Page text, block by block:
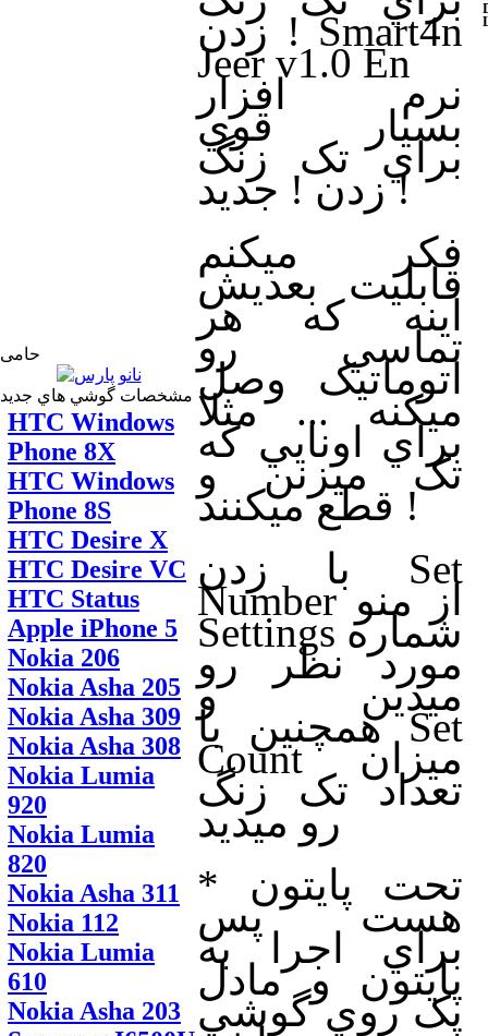
حامی
مشخصات گوشي هاي جديد
HTC Windows
Phone 8X
HTC Windows
Phone 8S
HTC Desire X
HTC Desire VC
HTC Status
Apple iPhone 5
Nokia 206
Nokia Asha 205
Nokia Asha 309
Nokia Asha 308
Nokia Lumia
920
Nokia Lumia
820
Nokia Asha 311
Nokia 112
Nokia Lumia
610
Nokia Asha 203
زدن ! Smart4n
Jeer v1.0 En
نرم افزار
بسيار قوي
براي تک زنگ
زدن ! جديد !
فکر ميکنم
قابليت بعديش
اينه که هر
تماسي رو
اتوماتيک وصل
ميکنه ... مثلا
براي اونايي که
تک ميزنن و
قطع ميکنند !
با زدن Set
Number از منو
Settings شماره
مورد نظر رو
ميدين و
همچنين با Set
Count ميزان
تعداد تک زنگ
رو ميديد
* تحت پايتون
هست پس
براي اجرا به
پايتون و مادل
پک روي گوشي